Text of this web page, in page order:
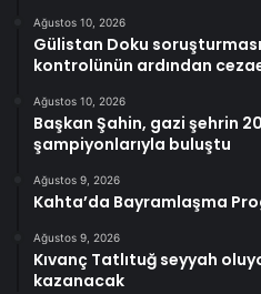
Ağustos 10, 2026
Gülistan Doku
kontrolünün ardından
Ağustos 10, 2026
Başkan Şahin, gazi şehrin
şampiyonlarıyla buluştu
Ağustos 9, 2026
Kahta’da Bayramlaşma
Ağustos 9, 2026
Kıvanç Tatlıtuğ seyyah
kazanacak